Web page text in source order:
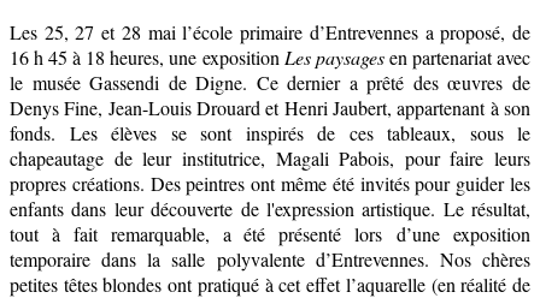
Les 25, 27 et 28 mai l’école primaire d’Entrevennes a proposé, de
16 h 45 à 18 heures, une exposition Les paysagesen partenariat avec
le musée Gassendi de Digne. Ce dernier a prêté des œuvres de
Denys Fine, Jean-Louis Drouard et Henri Jaubert, appartenant à son
fonds. Les élèves se sont inspirés de ces tableaux, sous le
chapeautage de leur institutrice, Magali Pabois, pour faire leurs
propres créations. Des peintres ont même été invités pour guider les
enfants dans leur découverte de l'expression artistique. Le résultat,
tout à fait remarquable, a été présenté lorsd’une exposition
temporaire dans la salle polyvalente d’Entrevennes. Nos chères
petites têtes blondes ont pratiqué à cet effet l’aquarelle (en réalité de